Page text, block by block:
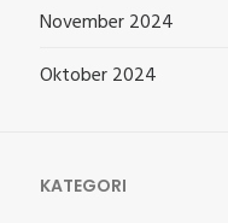
November 2024
Oktober 2024
KATEGORI